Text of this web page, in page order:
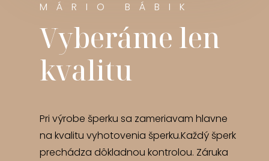
MÁRIO BÁBIK
Vyberáme len
kvalitu
Pri výrobe šperku sa zameriavam hlavne
na kvalitu vyhotovenia šperku.Každý šperk
prechádza dôkladnou kontrolou. Záruka